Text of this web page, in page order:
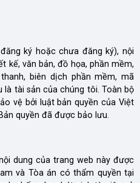
ký hoặc chưa đăng ký), nội
kế, văn bản, đồ họa, phần mềm,
biên dịch phần mềm, mã
là tài sản của chúng tôi. Toàn bộ
vệ bởi luật bản quyền của Việt
quyền đã được bảo lưu.
dung của trang web này được
và Tòa án có thẩm quyền tại